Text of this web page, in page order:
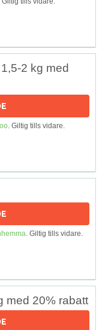
2 kg med
. Giltig tills vidare.
. Giltig tills vidare.
med 20% rabatt